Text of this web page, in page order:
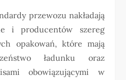
przewozu nakładają
i producentów szereg
opakowań, które mają
ładunku oraz
obowiązującymi w